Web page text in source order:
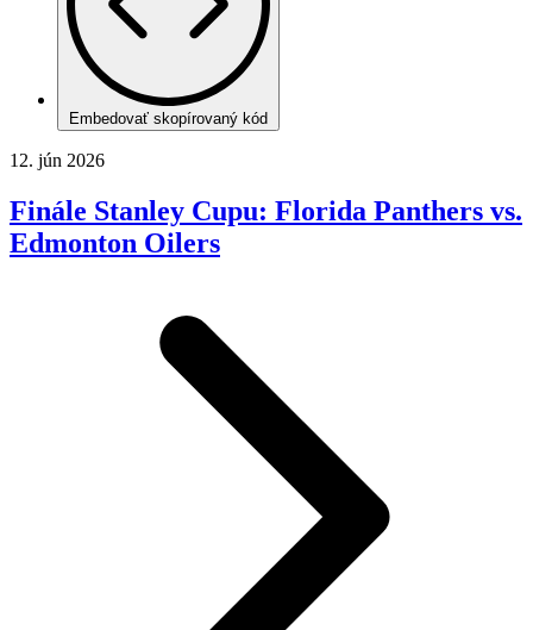
Embedovať skopírovaný kód
12. jún 2026
Finále Stanley Cupu: Florida Panthers vs.
Edmonton Oilers